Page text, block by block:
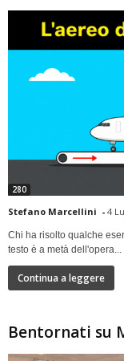
280
Stefano Marcellini - 4
Chi ha risolto qualche
testo è a metà dell'opera...
Continua a leggere
Bentornati su